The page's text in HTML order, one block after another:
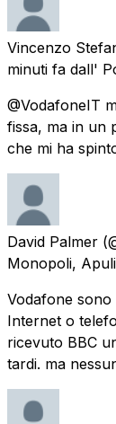
Vincenzo
minuti fa dall'
@VodafoneIT
fissa, ma in un
che mi ha
David Palmer
Monopoli,
Vodafone
Internet o
ricevuto BBC
tardi. ma